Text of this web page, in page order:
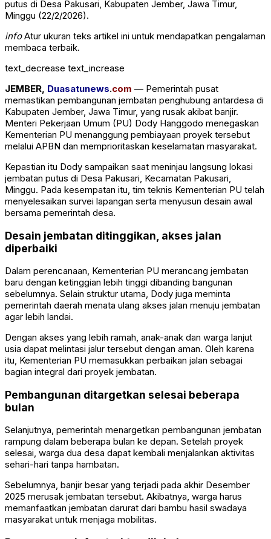
putus di Desa Pakusari, Kabupaten Jember, Jawa Timur,
Minggu (22/2/2026).
infoAtur ukuran teks artikel ini untuk mendapatkan pengalaman
membaca terbaik.
text_decrease text_increase
JEMBER, Duasatunews.com — Pemerintah pusat
memastikan pembangunan jembatan penghubung antardesa di
Kabupaten Jember, Jawa Timur, yang rusak akibat banjir.
Menteri Pekerjaan Umum (PU) Dody Hanggodo menegaskan
Kementerian PU menanggung pembiayaan proyek tersebut
melalui APBN dan memprioritaskan keselamatan masyarakat.
Kepastian itu Dody sampaikan saat meninjau langsung lokasi
jembatan putus di Desa Pakusari, Kecamatan Pakusari,
Minggu. Pada kesempatan itu, tim teknis Kementerian PU telah
menyelesaikan survei lapangan serta menyusun desain awal
bersama pemerintah desa.
Desain jembatan ditinggikan, akses jalan
diperbaiki
Dalam perencanaan, Kementerian PU merancang jembatan
baru dengan ketinggian lebih tinggi dibanding bangunan
sebelumnya. Selain struktur utama, Dody juga meminta
pemerintah daerah menata ulang akses jalan menuju jembatan
agar lebih landai.
Dengan akses yang lebih ramah, anak-anak dan warga lanjut
usia dapat melintasi jalur tersebut dengan aman. Oleh karena
itu, Kementerian PU memasukkan perbaikan jalan sebagai
bagian integral dari proyek jembatan.
Pembangunan ditargetkan selesai beberapa
bulan
Selanjutnya, pemerintah menargetkan pembangunan jembatan
rampung dalam beberapa bulan ke depan. Setelah proyek
selesai, warga dua desa dapat kembali menjalankan aktivitas
sehari-hari tanpa hambatan.
Sebelumnya, banjir besar yang terjadi pada akhir Desember
2025 merusak jembatan tersebut. Akibatnya, warga harus
memanfaatkan jembatan darurat dari bambu hasil swadaya
masyarakat untuk menjaga mobilitas.